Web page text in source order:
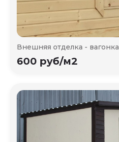
Внешняя отделка - вагонка
600 руб/м2